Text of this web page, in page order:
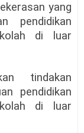
yang
pendidikan
di luar
tindakan
pendidikan
di luar